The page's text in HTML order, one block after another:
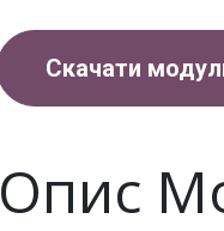
Скачати
Опис